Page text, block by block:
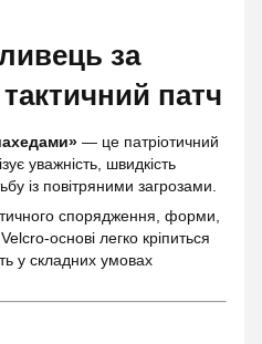
за
патч
— це патріотичний
уважність, швидкість
із повітряними загрозами.
спорядження, форми,
основі легко кріпиться
у складних умовах